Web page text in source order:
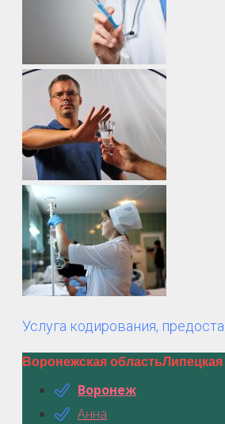
Услуга кодирования,
Воронежская область
Воронеж
Анна